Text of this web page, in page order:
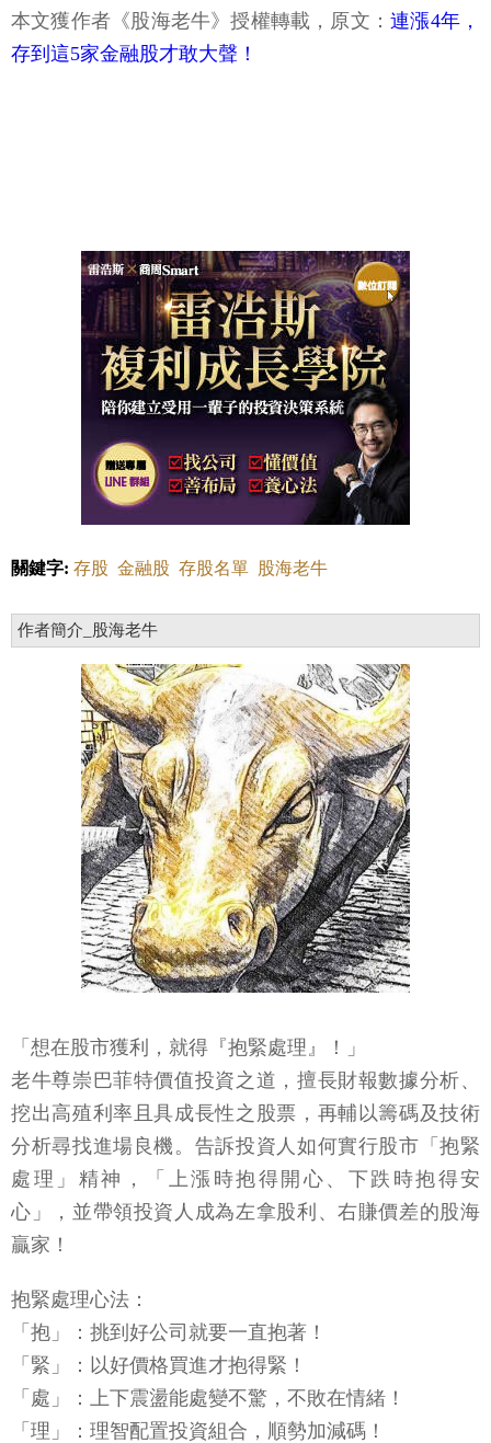
本文獲作者《股海老牛》授權轉載，原文：連漲4年，
存到這5家金融股才敢大聲！
關鍵字: 存股 金融股 存股名單 股海老牛
作者簡介_股海老牛
「想在股市獲利，就得『抱緊處理』！」
老牛尊崇巴菲特價值投資之道，擅長財報數據分析、
挖出高殖利率且具成長性之股票，再輔以籌碼及技術
分析尋找進場良機。告訴投資人如何實行股市「抱緊
處理」精神，「上漲時抱得開心、下跌時抱得安
心」，並帶領投資人成為左拿股利、右賺價差的股海
贏家！
抱緊處理心法：
「抱」：挑到好公司就要一直抱著！
「緊」：以好價格買進才抱得緊！
「處」：上下震盪能處變不驚，不敗在情緒！
「理」：理智配置投資組合，順勢加減碼！